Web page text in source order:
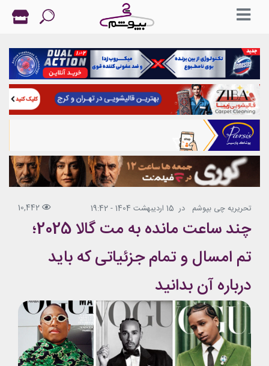
تحریریه چی بپوشم در 15 اردیبهشت 1404 - 19:42 10,442
چند ساعت مانده به مت گالا 2025؛
تم امسال و تمام جزئیاتی که باید
درباره آن بدانید